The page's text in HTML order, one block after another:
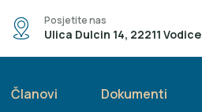
Posjetite nas
Ulica Dulcin 14, 22211 Vodice
Članovi Dokumenti